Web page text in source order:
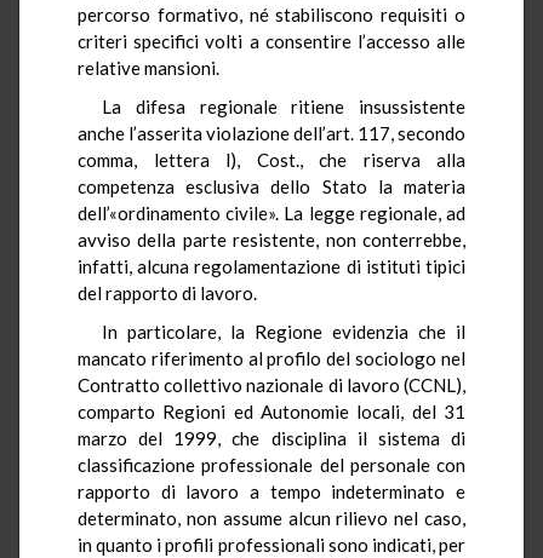
percorso formativo, né stabiliscono requisiti o
criteri specifici volti a consentire l’accesso alle
relative mansioni.
La difesa regionale ritiene insussistente
anche l’asserita violazione dell’art. 117, secondo
comma, lettera l), Cost., che riserva alla
competenza esclusiva dello Stato la materia
dell’«ordinamento civile». La legge regionale, ad
avviso della parte resistente, non conterrebbe,
infatti, alcuna regolamentazione di istituti tipici
del rapporto di lavoro.
In particolare, la Regione evidenzia che il
mancato riferimento al profilo del sociologo nel
Contratto collettivo nazionale di lavoro (CCNL),
comparto Regioni ed Autonomie locali, del 31
marzo del 1999, che disciplina il sistema di
classificazione professionale del personale con
rapporto di lavoro a tempo indeterminato e
determinato, non assume alcun rilievo nel caso,
in quanto i profili professionali sono indicati, per